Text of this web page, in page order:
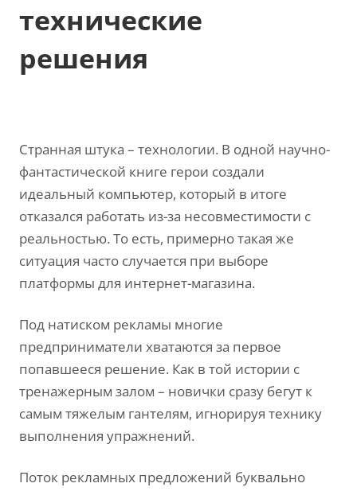
технические
решения
Странная штука – технологии. В одной научно-
фантастической книге герои создали
идеальный компьютер, который в итоге
отказался работать из-за несовместимости с
реальностью. То есть, примерно такая же
ситуация часто случается при выборе
платформы для интернет-магазина.
Под натиском рекламы многие
предприниматели хватаются за первое
попавшееся решение. Как в той истории с
тренажерным залом – новички сразу бегут к
самым тяжелым гантелям, игнорируя технику
выполнения упражнений.
Поток рекламных предложений буквально